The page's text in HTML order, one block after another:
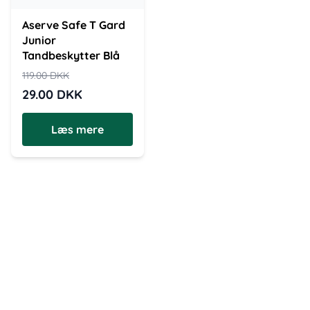
Aserve Safe T Gard
Junior
Tandbeskytter Blå
119.00DKK
29.00 DKK
Læs mere